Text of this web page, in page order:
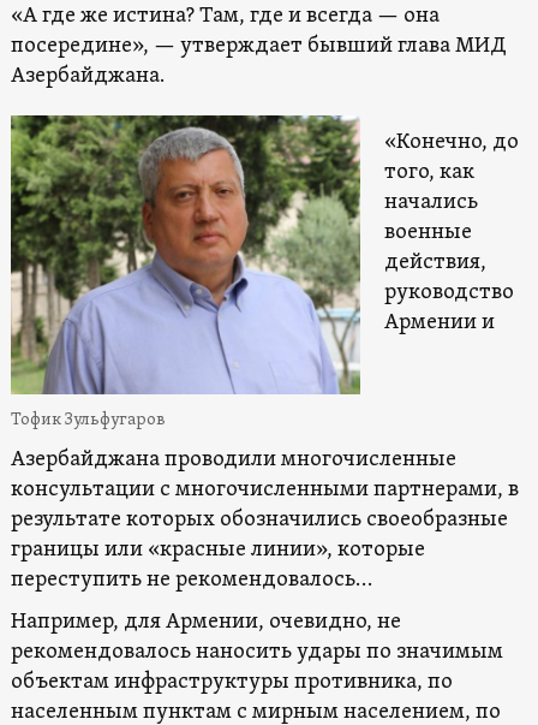
«А где же истина? Там, где и всегда — она
посередине», — утверждает бывший глава МИД
Азербайджана.
Тофик Зульфугаров
«Конечно, до
того, как
начались
военные
действия,
руководство
Армении и
Азербайджана проводили многочисленные
консультации с многочисленными партнерами, в
результате которых обозначились своеобразные
границы или «красные линии», которые
переступить не рекомендовалось…
Например, для Армении, очевидно, не
рекомендовалось наносить удары по значимым
объектам инфраструктуры противника, по
населенным пунктам с мирным населением, по